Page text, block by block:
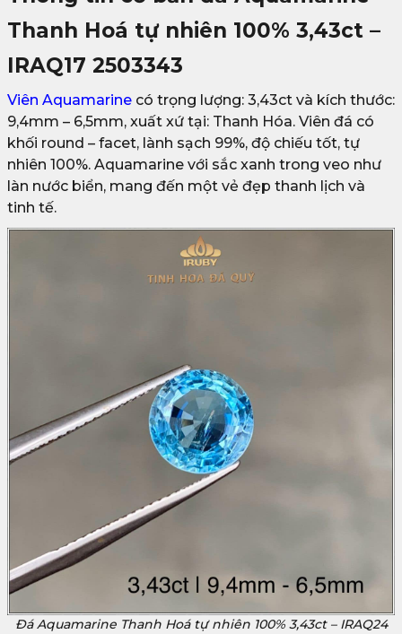
Thanh Hoá tự nhiên 100% 3,43ct –
IRAQ17 2503343
Viên Aquamarine có trọng lượng: 3,43ct và kích thước:
9,4mm – 6,5mm, xuất xứ tại: Thanh Hóa. Viên đá có
khối round – facet, lành sạch 99%, độ chiếu tốt, tự
nhiên 100%. Aquamarine với sắc xanh trong veo như
làn nước biển, mang đến một vẻ đẹp thanh lịch và
tinh tế.
Đá Aquamarine Thanh Hoá tự nhiên 100% 3,43ct – IRAQ24